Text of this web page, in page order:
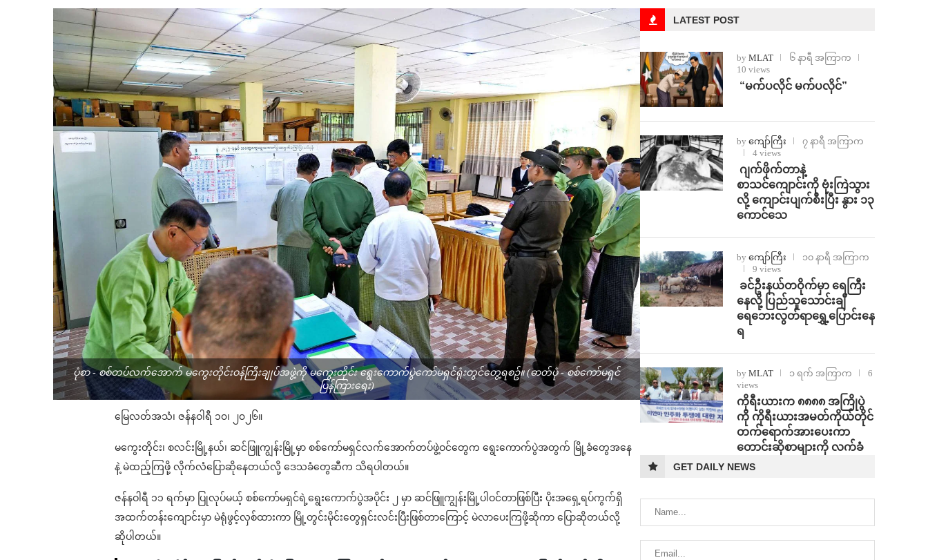
ပုံစာ - စစ်တပ်လက်အောက် မကွေးတိုင်းဝန်ကြီးချုပ်အဖွဲ့ကို မကွေးတိုင်း ရွေးကောက်ပွဲကော်မရှင်ရုံးတွင်တွေ့ရစဥ်။ (ဓာတ်ပုံ - စစ်ကော်မရှင်
ပြန်ကြားရေး)
မြေလတ်အသံ၊ ဇန်နဝါရီ ၁၀၊ ၂၀၂၆။
မကွေးတိုင်း၊ စလင်းမြို့နယ်၊ ဆင်ဖြူကျွန်းမြို့မှာ စစ်ကော်မရှင်လက်အောက်တပ်ဖွဲ့ဝင်တွေက ရွေးကောက်ပွဲအတွက် မြို့ခံတွေအနေ
နဲ့ မဲထည့်ကြဖို့ လိုက်လံပြောဆိုနေတယ်လို့ ဒေသခံတွေဆီက သိရပါတယ်။
ဇန်နဝါရီ ၁၁ ရက်မှာ ပြုလုပ်မယ့် စစ်ကော်မရှင်ရဲ့ရွေးကောက်ပွဲအပိုင်း ၂ မှာ ဆင်ဖြူကျွန်းမြို့ပါဝင်တာဖြစ်ပြီး ပိုးအရှေ့ရပ်ကွက်ရှိ
အထက်တန်းကျောင်းမှာ မဲရုံဖွင့်လှစ်ထားကာ မြို့တွင်းမိုင်းတွေရှင်းလင်းပြီးဖြစ်တာကြောင့် မဲလာပေးကြဖို့ဆိုကာ ပြောဆိုတယ်လို့
ဆိုပါတယ်။
LATEST POST
by MLAT
၆ နာရီ အကြာက
10 views
⁨ ⁨“မက်ပလိုင် မက်ပလိုင်”
by ကျော်ကြီး
၇ နာရီ အကြာက
4 views
⁨⁩ ⁨ဂျက်ဖိုက်တာနဲ့
စာသင်ကျောင်းကို ဗုံးကြဲသွား
လို့ ကျောင်းပျက်စီးပြီး နွား ၁၃
ကောင်သေ
by ကျော်ကြီး
၁၀ နာရီ အကြာက
9 views
⁩ ⁨ခင်ဦးနယ်တဝိုက်မှာ ရေကြီး
နေလို့ ပြည်သူသောင်းချီ
ရေဘေးလွတ်ရာရွှေ့ပြောင်းနေ
ရ
by MLAT ၁ ရက် အကြာက
6
views
ကိုရီးယားက ၈၈၈၈ အကြိုပွဲ
ကို ကိုရီးယားအမတ်ကိုယ်တိုင်
တက်ရောက်အားပေးကာ
တောင်းဆိုစာများကို လက်ခံ
GET DAILY NEWS